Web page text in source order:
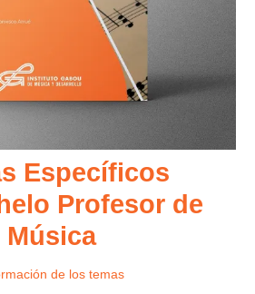
Específicos
Profesor de
Música
de los temas